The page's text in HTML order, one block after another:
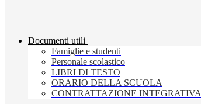
Documenti utili
Famiglie e studenti
Personale scolastico
LIBRI DI TESTO
ORARIO DELLA SCUOLA
CONTRATTAZIONE INTEGRATIVA